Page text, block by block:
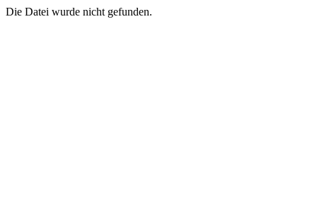
Die Datei wurde nicht gefunden.